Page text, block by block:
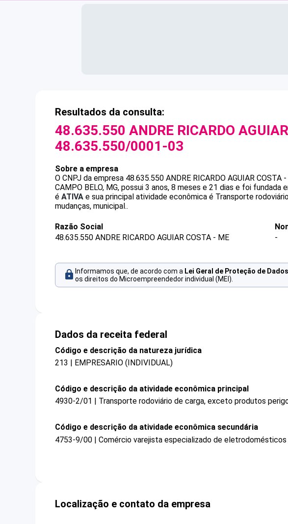
Resultados da consulta:
48.635.550 ANDRE RICARDO
48.635.550/0001-03
Sobre a empresa
O CNPJ da empresa 48.635.550 ANDRE RICARDO AGUIAR COSTA
CAMPO BELO, MG, possui 3 anos, 8 meses e 21 dias e foi fundada
é ATIVA e sua principal atividade econômica é Transporte
mudanças, municipal..
Razão Social
48.635.550 ANDRE RICARDO AGUIAR COSTA - ME
-
Informamos que, de acordo com a Lei Geral de Proteção de
os direitos do Microempreendedor individual (MEI).
Dados da receita federal
Código e descrição da natureza jurídica
213 | EMPRESARIO (INDIVIDUAL)
Código e descrição da atividade econômica principal
4930-2/01 | Transporte rodoviário de carga, exceto produtos
Código e descrição da atividade econômica secundária
4753-9/00 | Comércio varejista especializado de
Localização e contato da empresa